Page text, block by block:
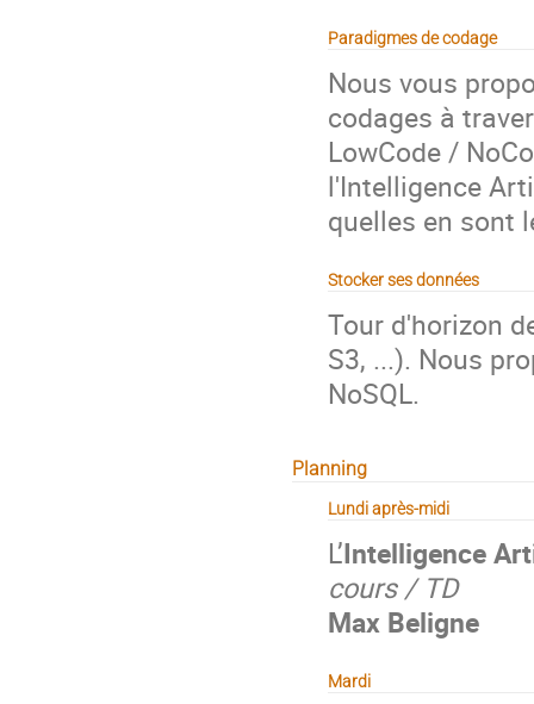
Paradigmes de codage
Nous vous
codages à
LowCode /
l'Intelligence
quelles en sont
Stocker ses données
Tour d'horizon
S3, ...). Nous
NoSQL.
Planning
Lundi après-midi
L’Intelligence
cours / TD
Max Beligne
Mardi